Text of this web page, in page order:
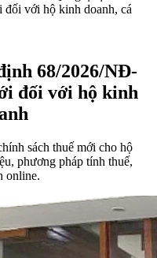
với hộ kinh doanh, cá
68/2026/NĐ-
đối với hộ kinh
sách thuế mới cho hộ
phương pháp tính thuế,
online.